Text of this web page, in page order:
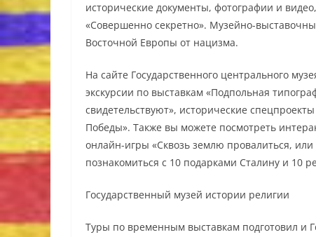
исторические документы, фотографии и
«Совершенно секретно». Музейно-
Восточной Европы от нацизма.
На сайте Государственного центрального
экскурсии по выставкам «Подпольная
свидетельствуют», исторические
Победы». Также вы можете посмотреть
онлайн-игры «Сквозь землю провалиться,
познакомиться с 10 подарками Сталину и 10
Государственный музей истории религии
Туры по временным выставкам подготовил и